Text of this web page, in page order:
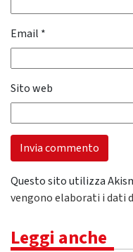
Email *
Sito web
Questo sito utilizza
vengono elaborati i dati
Leggi anche